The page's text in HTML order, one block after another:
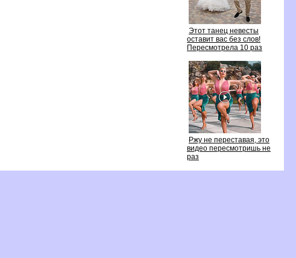
Этот танец невесты
оставит вас без слов!
Пересмотрела 10 раз
Ржу не переставая, это
идео пересмотришь не
раз